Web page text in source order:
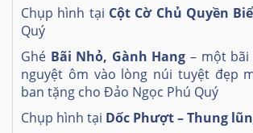
Chụp hình tại Cột Cờ Chủ Quyền
Quý
Ghé Bãi Nhỏ, Gành Hang – một
nguyệt ôm vào lòng núi tuyệt đẹp
ban tặng cho Đảo Ngọc Phú Quý
Chụp hình tại Dốc Phượt – Thung